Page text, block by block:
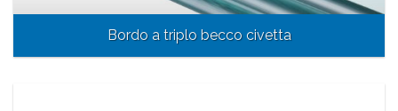
Bordo a triplo becco civetta